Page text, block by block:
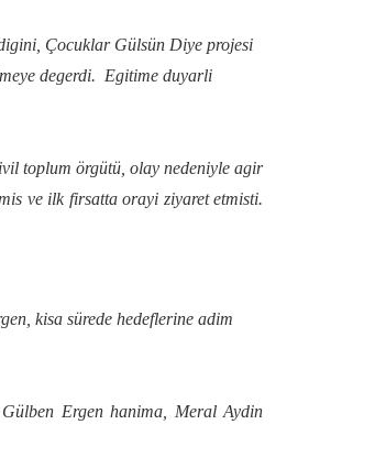
Çocuklar Gülsün Diye projesi
degerdi. Egitime duyarli
toplum örgütü, olay nedeniyle agir
ve ilk firsatta orayi ziyaret etmisti.
kisa sürede hedeflerine adim
Ergen hanima, Meral Aydin